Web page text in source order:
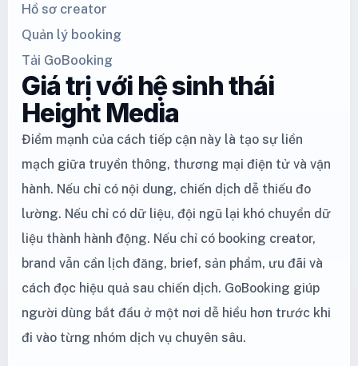
Hồ sơ creator
Quản lý booking
Tải GoBooking
Giá trị với hệ sinh thái
Height Media
Điểm mạnh của cách tiếp cận này là tạo sự liền
mạch giữa truyền thông, thương mại điện tử và vận
hành. Nếu chỉ có nội dung, chiến dịch dễ thiếu đo
lường. Nếu chỉ có dữ liệu, đội ngũ lại khó chuyển dữ
liệu thành hành động. Nếu chỉ có booking creator,
brand vẫn cần lịch đăng, brief, sản phẩm, ưu đãi và
cách đọc hiệu quả sau chiến dịch. GoBooking giúp
người dùng bắt đầu ở một nơi dễ hiểu hơn trước khi
đi vào từng nhóm dịch vụ chuyên sâu.